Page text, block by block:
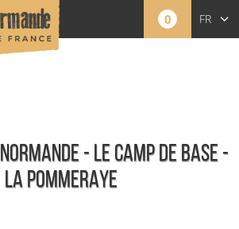
0 FR
- LE CAMP DE BASE -
LA POMMERAYE